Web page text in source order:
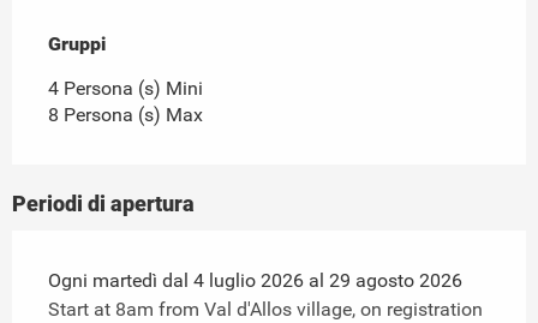
Gruppi
Gruppi
4 Persona (s) Mini
8 Persona (s) Max
Periodi di apertura
Ogni martedì dal 4 luglio 2026 al 29 agosto 2026
Start at 8am from Val d'Allos village, on registration